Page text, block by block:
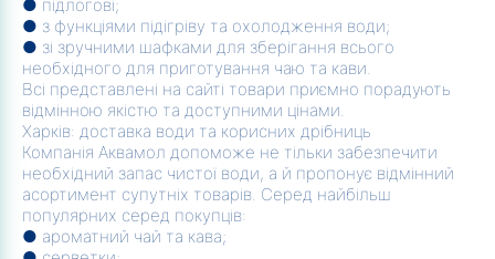
● підлогові;
● з функціями підігріву та охолодження води;
● зі зручними шафками для зберігання всього
необхідного для приготування чаю та кави.
Всі представлені на сайті товари приємно порадують
відмінною якістю та доступними цінами.
Харків: доставка води та корисних дрібниць
Компанія Аквамол допоможе не тільки забезпечити
необхідний запас чистої води, а й пропонує відмінний
асортимент супутніх товарів. Серед найбільш
популярних серед покупців:
● ароматний чай та кава;